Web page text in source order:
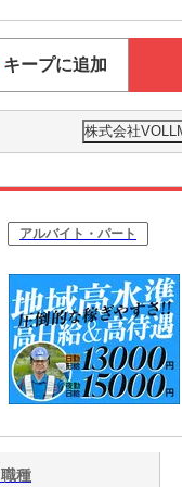
キープに追加
株式会社
アルバイト・パート
職種